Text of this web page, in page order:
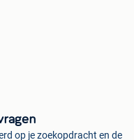
op je zoekopdracht en de